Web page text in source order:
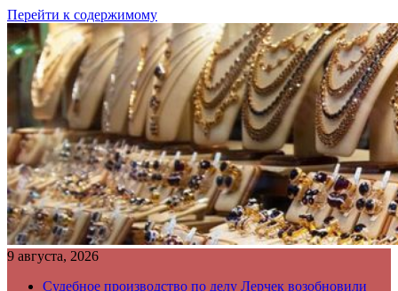
Перейти к содержимому
9 августа, 2026
Судебное производство по делу Лерчек возобновили